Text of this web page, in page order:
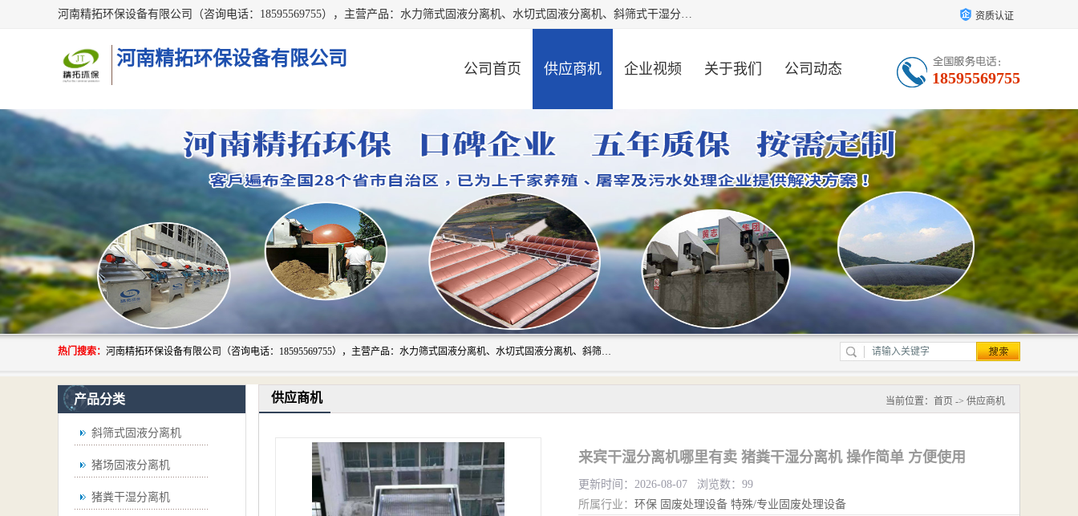
河南精拓环保设备有限公司（咨询电话：18595569755），主营产品：水力筛式固液分离机、水切式固液分离机、斜筛式干湿分离机、养猪场固液分离机、斜筛式固液分离机、屠宰场固液分离机、猪场干湿分离机等。公司从事固液分离设备及配套沼气池的研发、设计、销售与施工，并提供污水处理整体解决方案。 资质认证
河南精拓环保设备有限公司 公司首页 供应商机 企业视频 关于我们 公司动态 18595569755
热门搜索： 河南精拓环保设备有限公司（咨询电话：18595569755），主营产品：水力筛式固液分离机、水切式固液分离机、斜筛式干湿分离机、养猪场固液分离机、斜筛式固液分离机、屠宰场固液分离机、猪场干湿分离机等。公司从事固液分离设备及配套沼气池的研发、设计、销售与施工，并提供污水处理整体解决方案。
产品分类
斜筛式固液分离机
猪场固液分离机
猪粪干湿分离机
供应商机 当前位置： 首页 -> 供应商机
来宾干湿分离机哪里有卖 猪粪干湿分离机 操作简单 方便使用
更新时间：2026-08-07 浏览数：99
所属行业： 环保 固废处理设备 特殊/专业固废处理设备